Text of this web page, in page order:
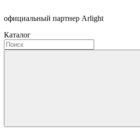
официальный партнер Arlight
Каталог